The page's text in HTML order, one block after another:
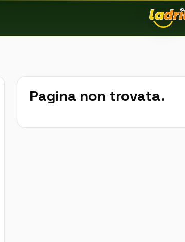
Pagina non trovata.